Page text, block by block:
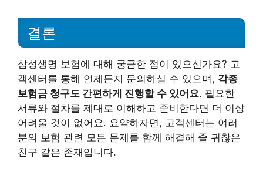
결론
삼성생명 보험에 대해 궁금한 점이 있으신가요? 고
객센터를 통해 언제든지 문의하실 수 있으며, 각종
보험금 청구도 간편하게 진행할 수 있어요. 필요한
서류와 절차를 제대로 이해하고 준비한다면 더 이상
어려울 것이 없어요. 요약하자면, 고객센터는 여러
분의 보험 관련 모든 문제를 함께 해결해 줄 귀찮은
친구 같은 존재입니다.